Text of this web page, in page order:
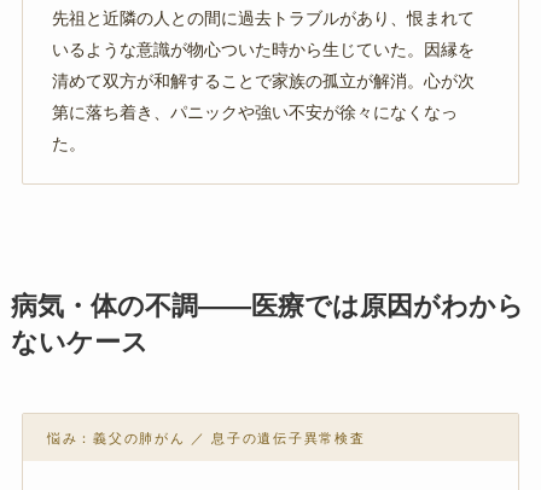
先祖と近隣の人との間に過去トラブルがあり、恨まれて
いるような意識が物心ついた時から生じていた。因縁を
清めて双方が和解することで家族の孤立が解消。心が次
第に落ち着き、パニックや強い不安が徐々になくなっ
た。
病気・体の不調——医療では原因がわから
ないケース
悩み：義父の肺がん ／ 息子の遺伝子異常検査